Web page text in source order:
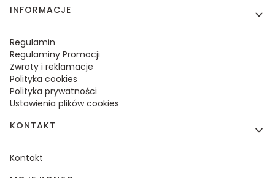
Linki w stopce
INFORMACJE
Regulamin
Regulaminy Promocji
Zwroty i reklamacje
Polityka cookies
Polityka prywatności
Ustawienia plików cookies
KONTAKT
Kontakt